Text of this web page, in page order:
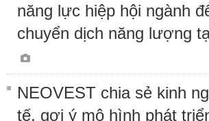
năng lực hiệp hội ngành
chuyển dịch năng lượng
NEOVEST chia sẻ kinh
tế, gợi ý mô hình phát